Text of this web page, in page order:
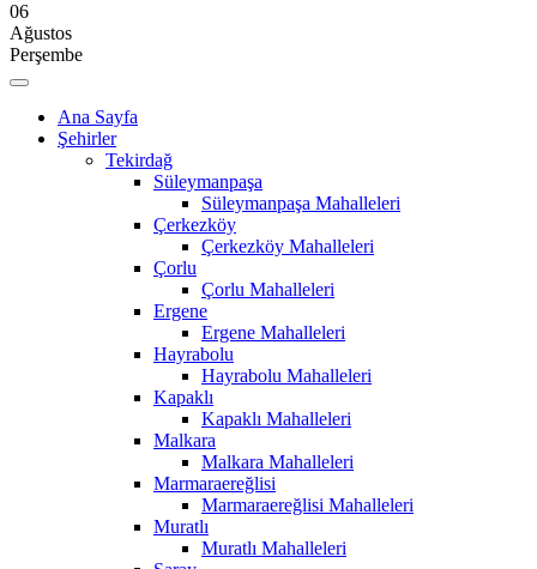
06
Ağustos
Perşembe
Ana Sayfa
Şehirler
Tekirdağ
Süleymanpaşa
Süleymanpaşa Mahalleleri
Çerkezköy
Çerkezköy Mahalleleri
Çorlu
Çorlu Mahalleleri
Ergene
Ergene Mahalleleri
Hayrabolu
Hayrabolu Mahalleleri
Kapaklı
Kapaklı Mahalleleri
Malkara
Malkara Mahalleleri
Marmaraereğlisi
Marmaraereğlisi Mahalleleri
Muratlı
Muratlı Mahalleleri